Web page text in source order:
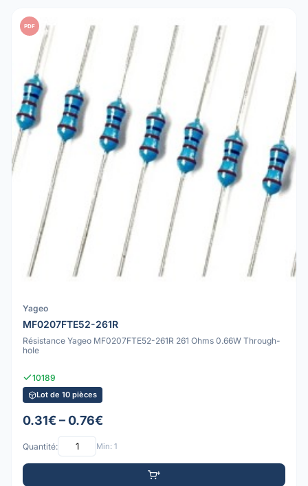
PDF
Yageo
MF0207FTE52-261R
Résistance Yageo MF0207FTE52-261R 261 Ohms 0.66W Through-
hole
10189
Lot de 10 pièces
0.31€ – 0.76€
Quantité: Min: 1